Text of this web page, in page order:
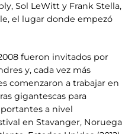
Sol LeWitt y Frank Stella,
el lugar donde empezó
fueron invitados por
y, cada vez más
comenzaron a trabajar en
gigantescas para
a nivel
en Stavanger, Noruega